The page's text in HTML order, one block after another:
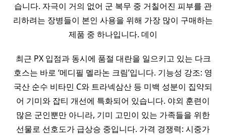
습니다. 자극이 거의 없어 군 복무 중 거칠어진 피부를 관
리하려는 장병들이 본인 사용을 위해 가장 많이 구매하는
제품 중 하나입니다. 데이
최근 PX 입점과 동시에 품절 대란을 일으키고 있는 다크
호스는 바로 ‘메디필 멜라논 크림’입니다. 기능성 강조: 영
국산 순수 비타민 C와 트라넥삼산 등 미백 성분이 집약되
어 기미와 잡티 개선에 특화되어 있습니다. 야외 훈련이
많은 군인뿐만 아니라, 기미 고민이 있는 가족들을 위한
선물로 선호도가 급상승 중입니다. 가격 경쟁력: 시중가